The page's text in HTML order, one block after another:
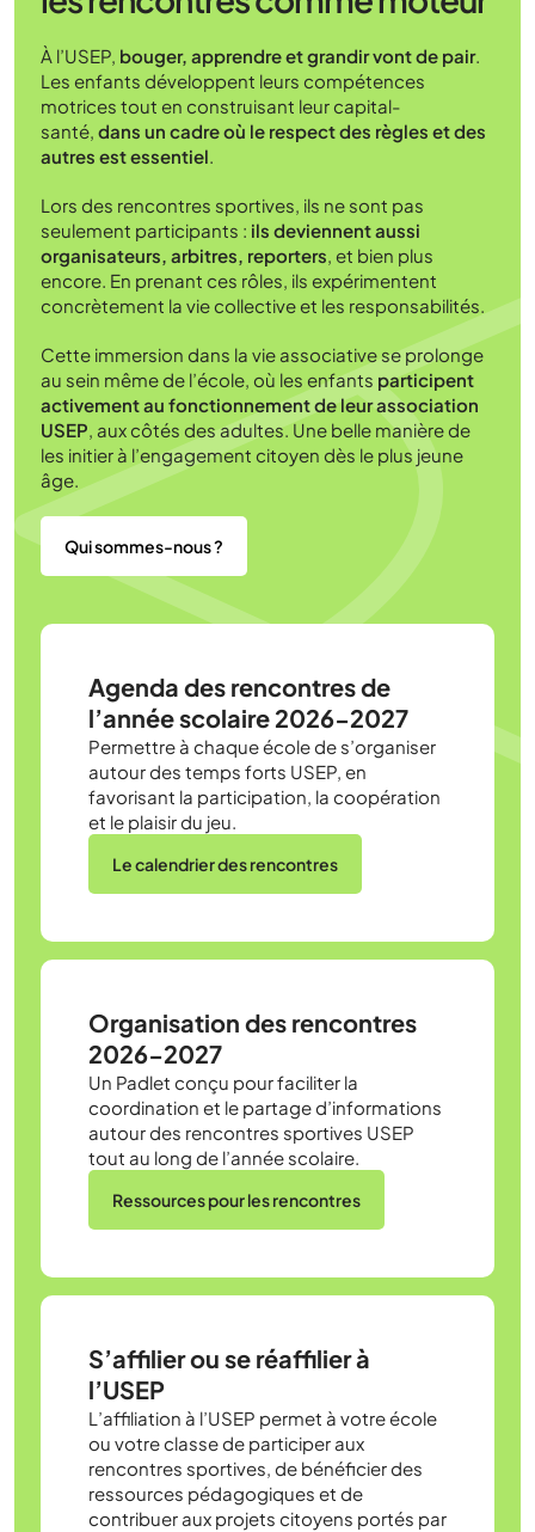
À l’USEP, bouger, apprendre et grandir vont de pair.
Les enfants développent leurs compétences
motrices tout en construisant leur capital-
santé, dans un cadre où le respect des règles et des
autres est essentiel.
Lors des rencontres sportives, ils ne sont pas
seulement participants : ils deviennent aussi
organisateurs, arbitres, reporters, et bien plus
encore. En prenant ces rôles, ils expérimentent
concrètement la vie collective et les responsabilités.
Cette immersion dans la vie associative se prolonge
au sein même de l’école, où les enfants participent
activement au fonctionnement de leur association
USEP, aux côtés des adultes. Une belle manière de
les initier à l’engagement citoyen dès le plus jeune
âge.
Qui sommes-nous ?
Agenda des rencontres de
l’année scolaire 2026-2027
Permettre à chaque école de s’organiser
autour des temps forts USEP, en
favorisant la participation, la coopération
et le plaisir du jeu.
Le calendrier des rencontres
Organisation des rencontres
2026-2027
Un Padlet conçu pour faciliter la
coordination et le partage d’informations
autour des rencontres sportives USEP
tout au long de l’année scolaire.
Ressources pour les rencontres
S’affilier ou se réaffilier à
l’USEP
L’affiliation à l’USEP permet à votre école
ou votre classe de participer aux
rencontres sportives, de bénéficier des
ressources pédagogiques et de
contribuer aux projets citoyens portés par